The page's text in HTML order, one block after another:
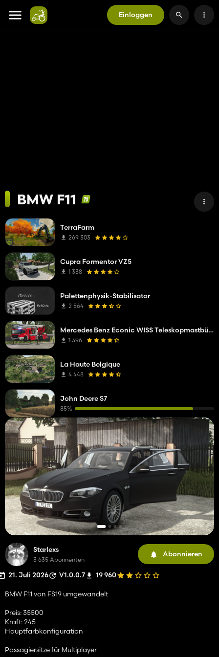
Einloggen
BMW F11
Starlexs
3 635 Abonnenten
Abonnieren
21. Juli 2026 V1.0.0.7 19 960
BMW F11 von FS19 umgewandelt
Preis: 35500
Kraft: 245
Hauptfarbkonfiguration
Passagiersitze für Multiplayer
TerraFarm
269 303
Cupra Formentor VZ5
1 338
Palettenphysik-Stabilisator
2 864
Mercedes Benz Econic WISS Teleskopmastbühne
1 396
La Haute Belgique
4 448
John Deere S7
85%